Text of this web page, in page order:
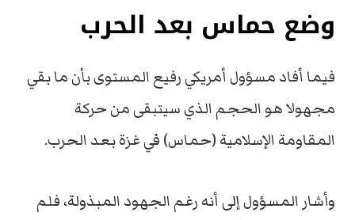
وضع حماس بعد الحرب
فيما أفاد مسؤول أمريكي رفيع المستوى بأن ما بقي
مجهولا هو الحجم الذي سيتبقى من حركة
المقاومة الإسلامية (حماس) في غزة بعد الحرب.
وأشار المسؤول إلى أنه رغم الجهود المبذولة، فلم